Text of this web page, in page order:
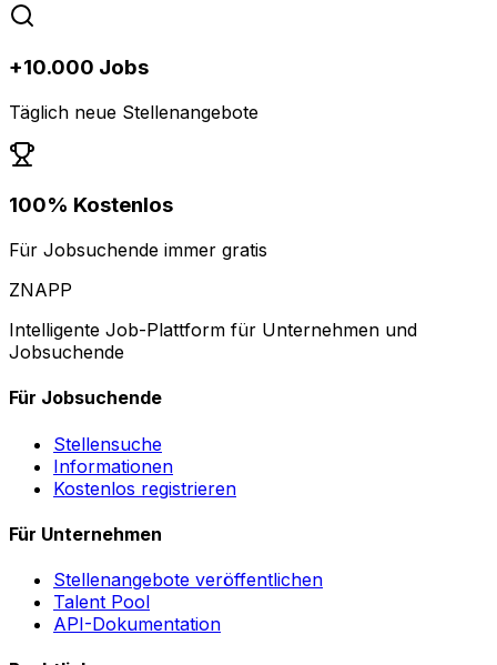
+10.000 Jobs
Täglich neue Stellenangebote
100% Kostenlos
Für Jobsuchende immer gratis
ZNAPP
Intelligente Job-Plattform für Unternehmen und
Jobsuchende
Für Jobsuchende
Stellensuche
Informationen
Kostenlos registrieren
Für Unternehmen
Stellenangebote veröffentlichen
Talent Pool
API-Dokumentation